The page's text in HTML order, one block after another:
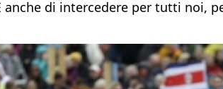
di intercedere per tutti noi,